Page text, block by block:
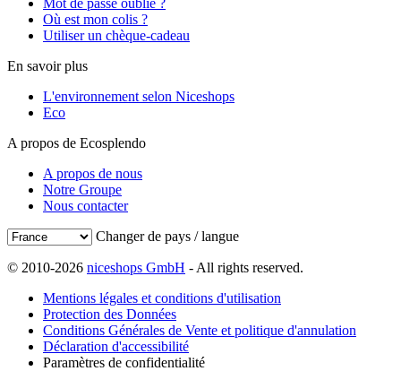
Où est mon colis ?
Utiliser un chèque-cadeau
En savoir plus
L'environnement selon Niceshops
Eco
A propos de Ecosplendo
A propos de nous
Notre Groupe
Nous contacter
Changer de pays / langue
© 2010-2026 niceshops GmbH - All rights reserved.
Mentions légales et conditions d'utilisation
Protection des Données
Conditions Générales de Vente et politique d'annulation
Déclaration d'accessibilité
Paramètres de confidentialité